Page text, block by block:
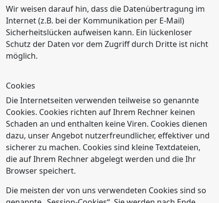
Wir weisen darauf hin, dass die Datenübertragung im
Internet (z.B. bei der Kommunikation per E-Mail)
Sicherheitslücken aufweisen kann. Ein lückenloser
Schutz der Daten vor dem Zugriff durch Dritte ist nicht
möglich.
Cookies
Die Internetseiten verwenden teilweise so genannte
Cookies. Cookies richten auf Ihrem Rechner keinen
Schaden an und enthalten keine Viren. Cookies dienen
dazu, unser Angebot nutzerfreundlicher, effektiver und
sicherer zu machen. Cookies sind kleine Textdateien,
die auf Ihrem Rechner abgelegt werden und die Ihr
Browser speichert.
Die meisten der von uns verwendeten Cookies sind so